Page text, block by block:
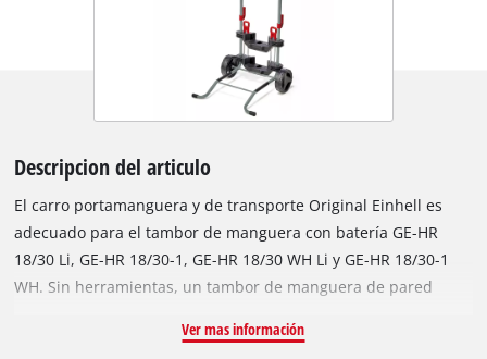
Descripcion del articulo
El carro portamanguera y de transporte Original Einhell es
adecuado para el tambor de manguera con batería GE-HR
18/30 Li, GE-HR 18/30-1, GE-HR 18/30 WH Li y GE-HR 18/30-1
WH. Sin herramientas, un tambor de manguera de pared
portamanguera. Con una gran superficie de apoyo de 28 x 34
Ver mas información